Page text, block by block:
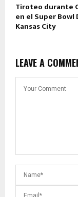
Tiroteo durante
en el Super Bowl
Kansas City
LEAVE A